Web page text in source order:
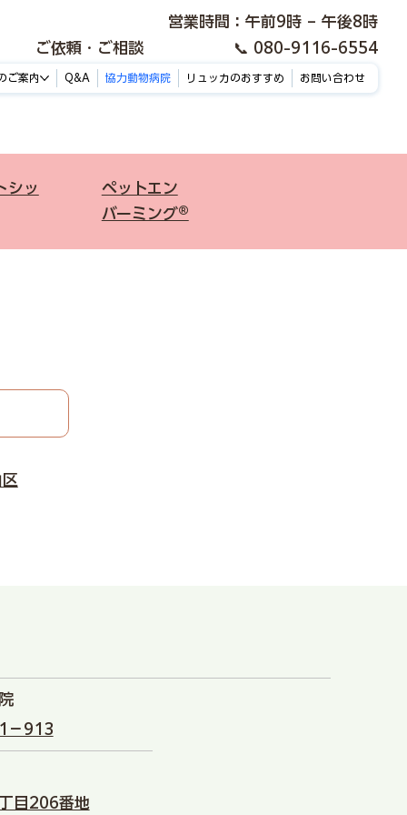
​営業時間：午前9時 – 午後8時
ご依頼・ご相談
📞 080-9116-6554​
ご案内 Q&A 協力動物病院 リュッカのおすすめ お問い合わせ
－913
目206番地
シッ
ペットエン
バーミング®